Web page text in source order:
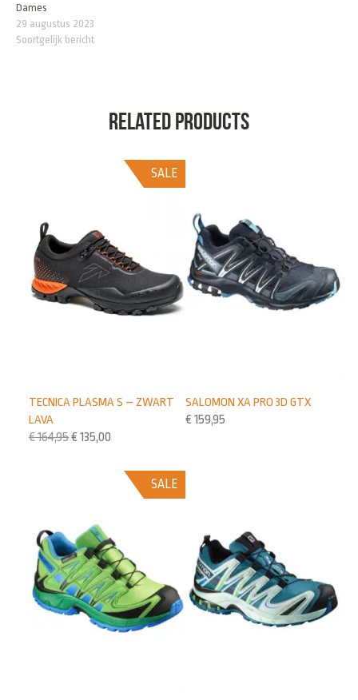
Dames
29 augustus 2023
Soortgelijk bericht
Related products
SALOMON XA PRO 3D GTX
€ 159,95
SALE
TECNICA PLASMA S – ZWART
LAVA
€164,95€ 135,00
SALE